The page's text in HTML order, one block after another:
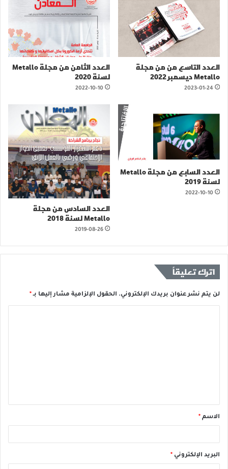
العدد التاسع من من مجلة
Metallo ديسمبر 2022
2023-01-24
العدد الثامن من مجلة Metallo
لسنة 2020
2022-10-10
العدد السابع من مجلة Metallo
لسنة 2019
2022-10-10
العدد السادس من مجلة
Metallo لسنة 2018
2019-08-26
اترك تعليقاً
لن يتم نشر عنوان بريدك الإلكتروني. الحقول الإلزامية مشار إليها بـ *
الاسم *
البريد الإلكتروني *